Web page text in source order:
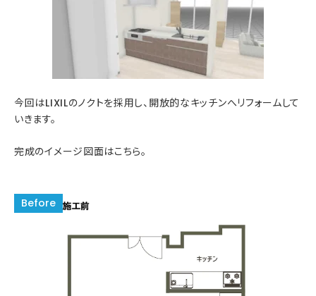
今回はLIXILのノクトを採用し、開放的なキッチンへリフォームして
いきます。
完成のイメージ図面はこちら。